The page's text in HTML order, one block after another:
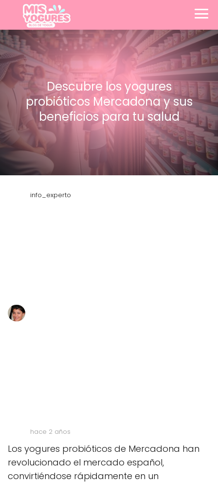
Descubre los yogures
probióticos Mercadona y sus
beneficios para tu salud
info_experto
hace 2 años
Los yogures probióticos de Mercadona han
revolucionado el mercado español,
convirtiéndose rápidamente en un